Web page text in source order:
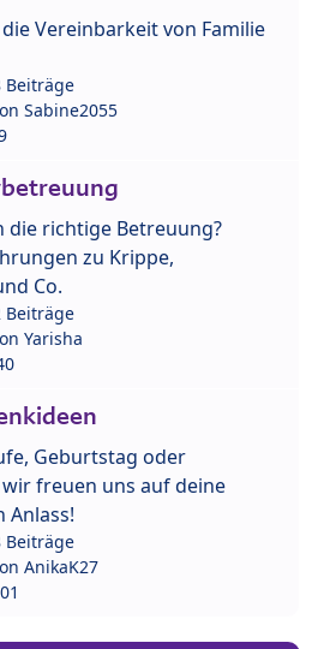
Vereinbarkeit von Familie
Beiträge
Sabine2055
die richtige Betreuung?
zu Krippe,
Co.
Beiträge
Yarisha
Geburtstag oder
freuen uns auf deine
Anlass!
Beiträge
AnikaK27